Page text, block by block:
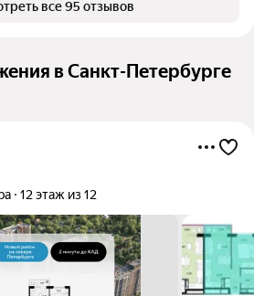
все 95 отзывов
в Санкт-Петербурге
12 этаж из 12